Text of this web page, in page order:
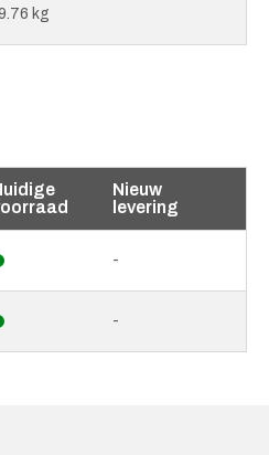
kg
Nieuw
levering
-
-